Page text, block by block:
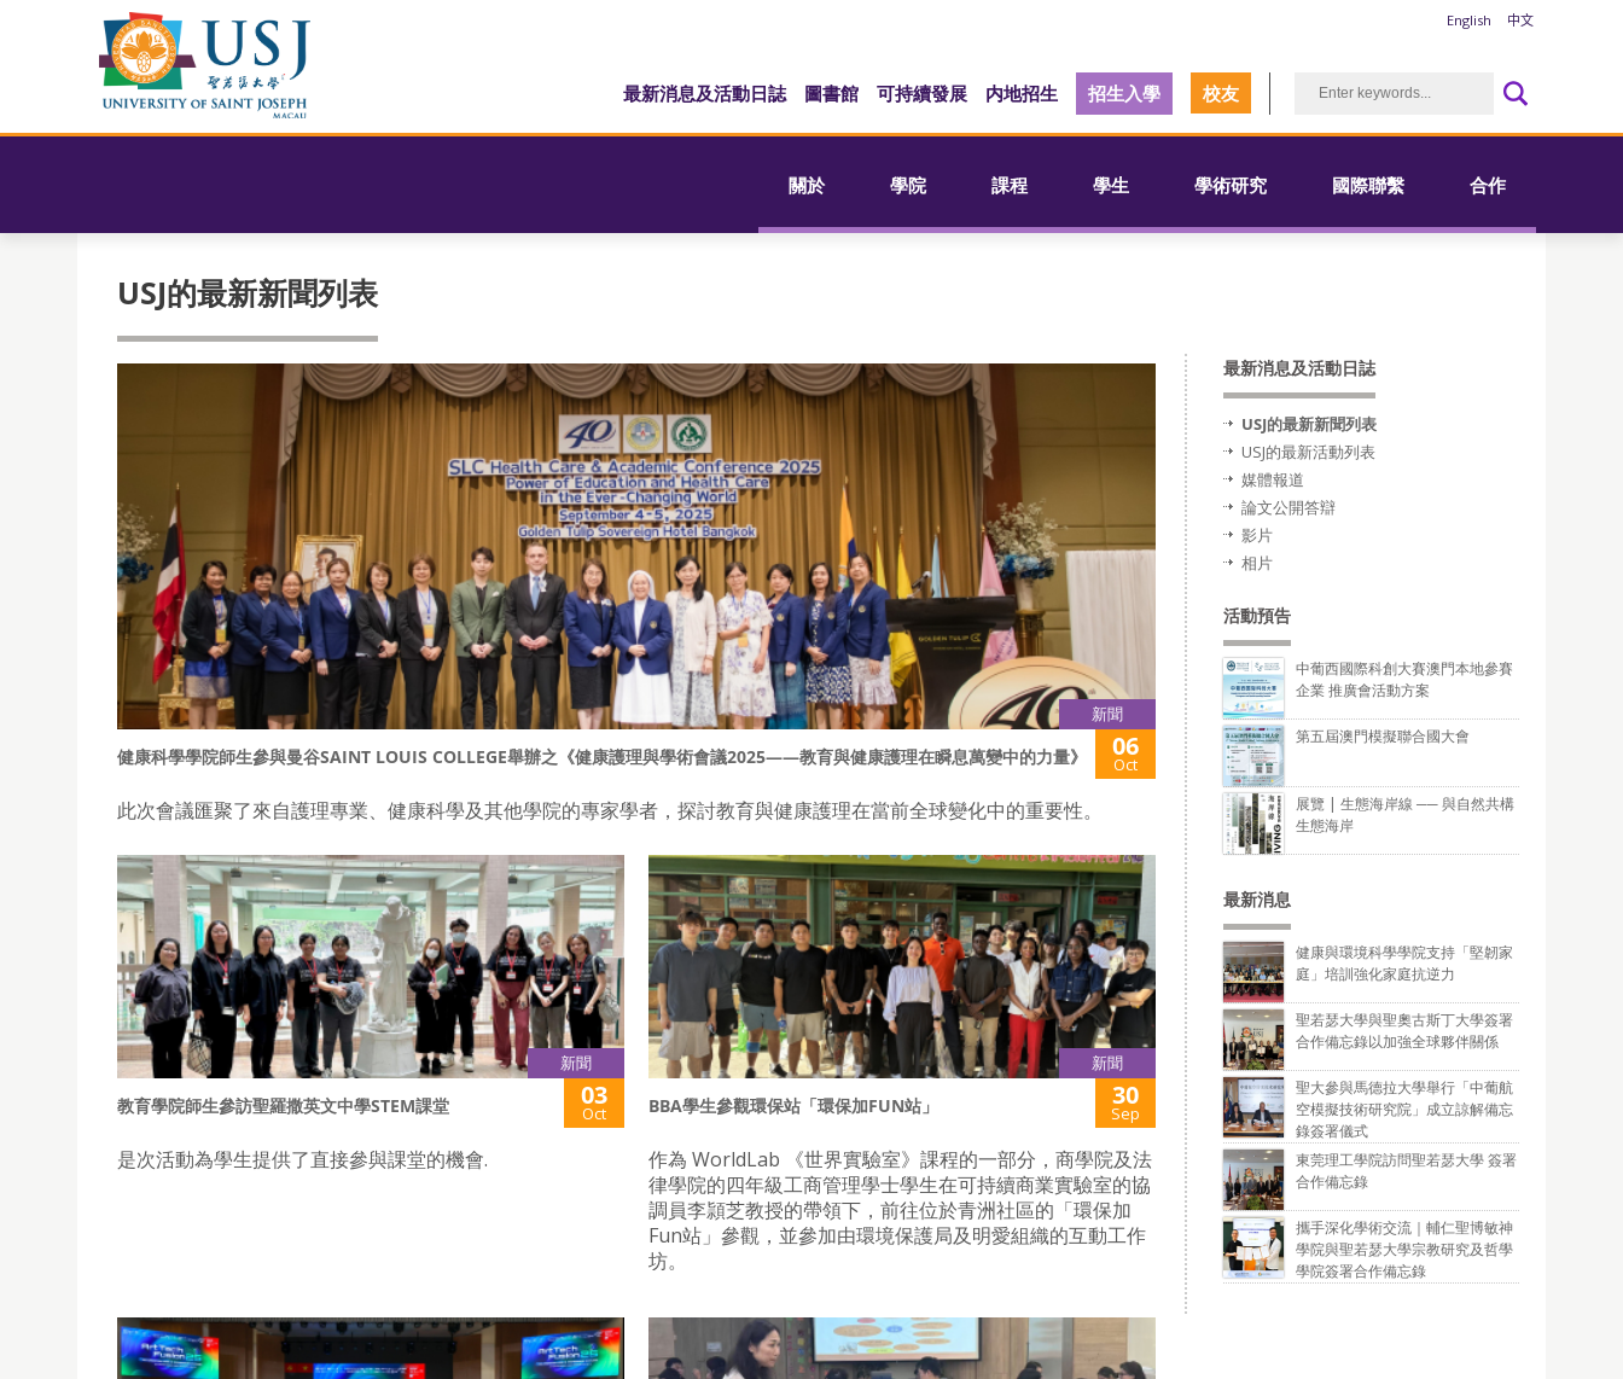
English 中文
最新消息及活動日誌 圖書館 可持續發展 内地招生 招生入學 校友
關於 學院 課程 學生 學術研究 國際聯繫 合作
USJ的最新新聞列表
新聞
健康科學學院師生參與曼谷SAINT LOUIS COLLEGE舉辦之《健康護理與學術會議2025——教育與健康護理在瞬息萬變中的力量》 06
Oct
此次會議匯聚了來自護理專業、健康科學及其他學院的專家學者，探討教育與健康護理在當前全球變化中的重要性。
新聞
教育學院師生參訪聖羅撒英文中學STEM課堂 03
Oct
是次活動為學生提供了直接參與課堂的機會.
新聞
BBA學生參觀環保站「環保加FUN站」 30
Sep
作為 WorldLab 《世界實驗室》課程的一部分，商學院及法
律學院的四年級工商管理學士學生在可持續商業實驗室的協
調員李頴芝教授的帶領下，前往位於青洲社區的「環保加
Fun站」參觀，並參加由環境保護局及明愛組織的互動工作
坊。
最新消息及活動日誌
USJ的最新新聞列表
USJ的最新活動列表
媒體報道
論文公開答辯
影片
相片
活動預告
中葡西國際科創大賽澳門本地參賽
企業 推廣會活動方案
第五屆澳門模擬聯合國大會
展覽 | 生態海岸線 ── 與自然共構
生態海岸
最新消息
健康與環境科學學院支持「堅韌家
庭」培訓強化家庭抗逆力
聖若瑟大學與聖奧古斯丁大學簽署
合作備忘錄以加強全球夥伴關係
聖大參與馬德拉大學舉行「中葡航
空模擬技術研究院」成立諒解備忘
錄簽署儀式
東莞理工學院訪問聖若瑟大學 簽署
合作備忘錄
攜手深化學術交流｜輔仁聖博敏神
學院與聖若瑟大學宗教研究及哲學
學院簽署合作備忘錄